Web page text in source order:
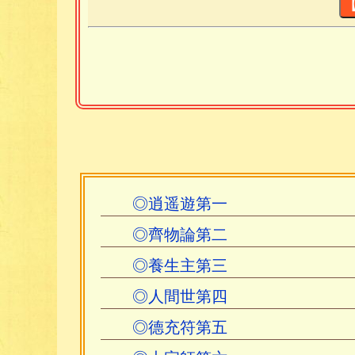
其行事也有助於對作品本身的
關於劉武其人，最常見的資
正》書末有「一九四八年仲
有作者姓名云：「長沙王先
字策成，爲湖南邵陽人。於
料》，得關於劉武資料數篇
「劉策成又名劉武，新邵縣花
北京中央文史館逝世。」 與
4歲入私塾，9歲已博覽羣書
◎逍遥遊第一
◎齊物論第二
◎養生主第三
◎人間世第四
◎德充符第五